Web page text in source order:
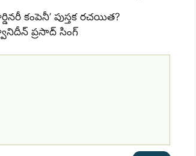
కంపెనీ’ పుస్తక రచయిత?
ప్రసాద్ సింగ్